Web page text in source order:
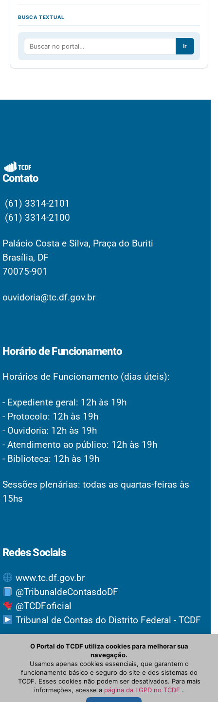
BUSCA TEXTUAL
Ir
Contato
(61) 3314-2101
(61) 3314-2100
Palácio Costa e Silva, Praça do Buriti
Brasília, DF
70075-901
ouvidoria@tc.df.gov.br
Horário de Funcionamento
Horários de Funcionamento (dias úteis):
- Expediente geral: 12h às 19h
- Protocolo: 12h às 19h
- Ouvidoria: 12h às 19h
- Atendimento ao público: 12h às 19h
- Biblioteca: 12h às 19h
Sessões plenárias: todas as quartas-feiras às
15hs
Redes Sociais
www.tc.df.gov.br
@TribunaldeContasdoDF
@TCDFoficial
Tribunal de Contas do Distrito Federal - TCDF
© Newspaper WordPress Theme by TagDiv
O Portal do TCDF utiliza cookies para melhorar sua
navegação.
Usamos apenas cookies essenciais, que garantem o
funcionamento básico e seguro do site e dos sistemas do
TCDF. Esses cookies não podem ser desativados. Para mais
informações, acesse a página da LGPD no TCDF .